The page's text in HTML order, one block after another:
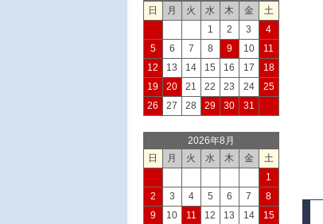
日
月 火 水 木 金
土
1
2 3
4
5
6 7 8 9 10
11
12
13 14 15 16 17
18
19
20 21 22 23 24
25
26
27 28 29 30 31
2026年8月
日
月 火 水 木 金
土
1
2
3 4 5 6 7
8
9
10 11 12 13 14
15